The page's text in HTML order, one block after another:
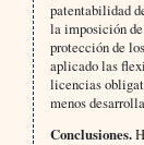
patentabilidad
la imposición
protección de
aplicado las
licencias
menos
Conclusiones.